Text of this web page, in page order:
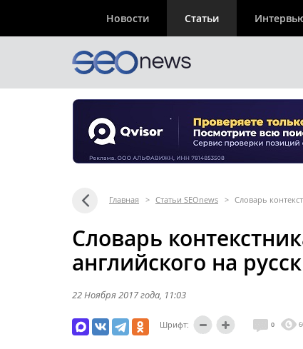
Новости Статьи
Главная > Статьи SEOnews > Словарь
Словарь
английского на
22 Ноября 2017 года , 11:03
Шрифт: 0